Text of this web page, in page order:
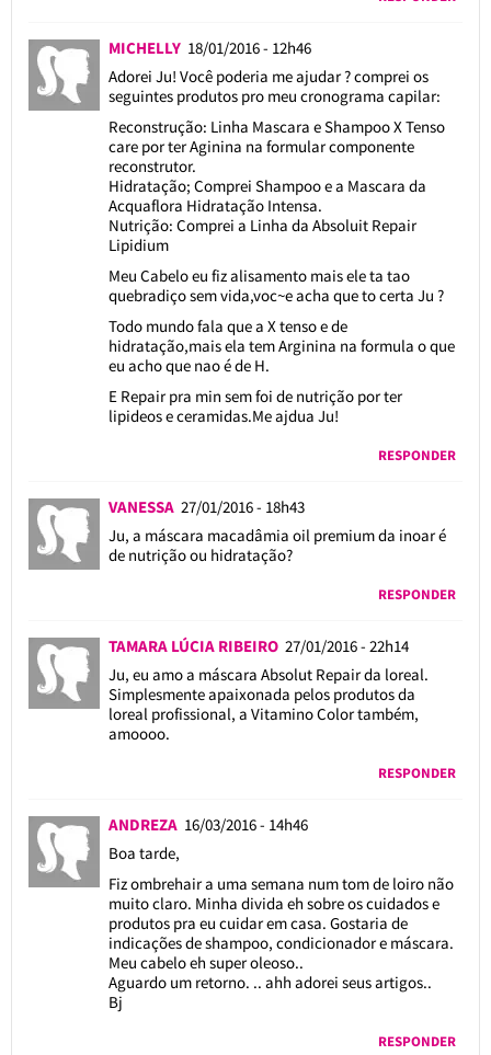
MICHELLY 18/01/2016 - 12h46
Adorei Ju! Você poderia me ajudar ? comprei os
seguintes produtos pro meu cronograma capilar:
Reconstrução: Linha Mascara e Shampoo X Tenso
care por ter Aginina na formular componente
reconstrutor.
Hidratação; Comprei Shampoo e a Mascara da
Acquaflora Hidratação Intensa.
Nutrição: Comprei a Linha da Absoluit Repair
Lipidium
Meu Cabelo eu fiz alisamento mais ele ta tao
quebradiço sem vida,voc~e acha que to certa Ju ?
Todo mundo fala que a X tenso e de
hidratação,mais ela tem Arginina na formula o que
eu acho que nao é de H.
E Repair pra min sem foi de nutrição por ter
lipideos e ceramidas.Me ajdua Ju!
RESPONDER
VANESSA 27/01/2016 - 18h43
Ju, a máscara macadâmia oil premium da inoar é
de nutrição ou hidratação?
RESPONDER
TAMARA LÚCIA RIBEIRO 27/01/2016 - 22h14
Ju, eu amo a máscara Absolut Repair da loreal.
Simplesmente apaixonada pelos produtos da
loreal profissional, a Vitamino Color também,
amoooo.
RESPONDER
ANDREZA 16/03/2016 - 14h46
Boa tarde,
Fiz ombrehair a uma semana num tom de loiro não
muito claro. Minha divida eh sobre os cuidados e
produtos pra eu cuidar em casa. Gostaria de
indicações de shampoo, condicionador e máscara.
Meu cabelo eh super oleoso..
Aguardo um retorno. .. ahh adorei seus artigos..
Bj
RESPONDER